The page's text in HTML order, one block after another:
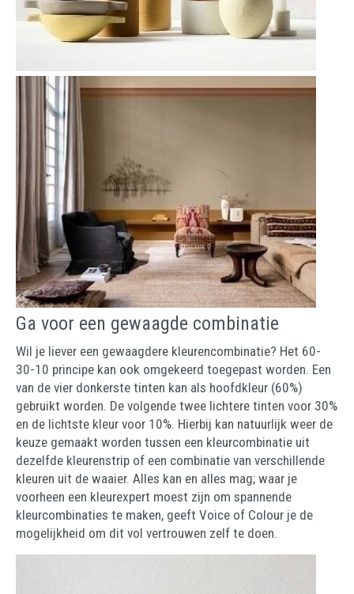
Ga voor een gewaagde combinatie
Wil je liever een gewaagdere kleurencombinatie? Het 60-
30-10 principe kan ook omgekeerd toegepast worden. Een
van de vier donkerste tinten kan als hoofdkleur (60%)
gebruikt worden. De volgende twee lichtere tinten voor 30%
en de lichtste kleur voor 10%. Hierbij kan natuurlijk weer de
keuze gemaakt worden tussen een kleurcombinatie uit
dezelfde kleurenstrip of een combinatie van verschillende
kleuren uit de waaier. Alles kan en alles mag; waar je
voorheen een kleurexpert moest zijn om spannende
kleurcombinaties te maken, geeft Voice of Colour je de
mogelijkheid om dit vol vertrouwen zelf te doen.